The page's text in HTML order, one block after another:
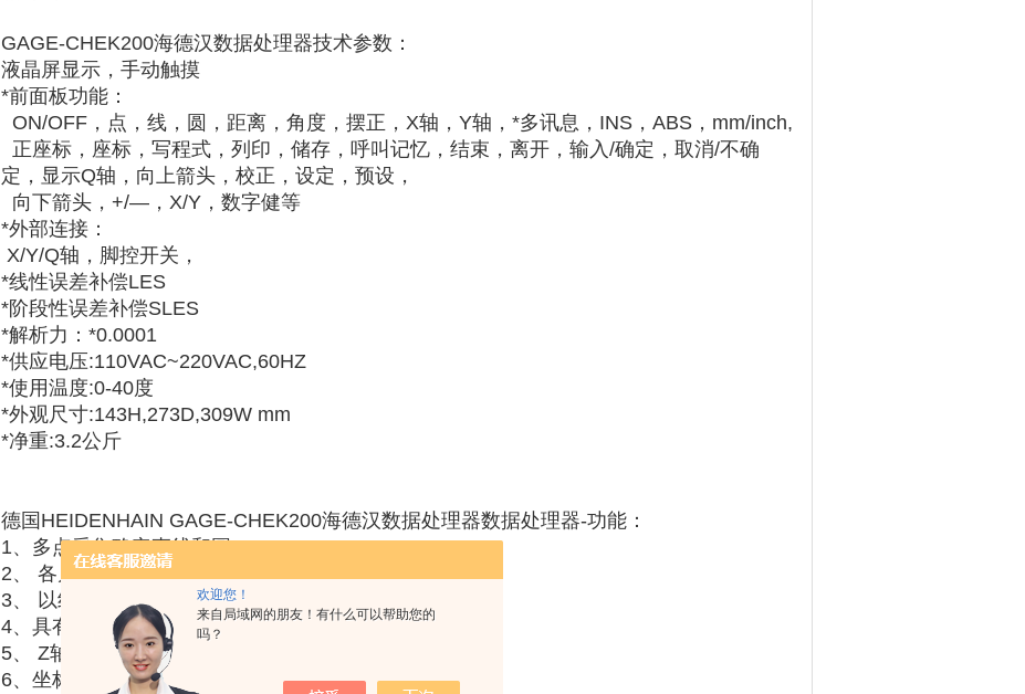
欢迎您！
来自局域网的朋友！有什么可以帮助您的
吗？
GAGE-CHEK200海德汉数据处理器技术参数：
液晶屏显示，手动触摸
*前面板功能：
ON/OFF，点，线，圆，距离，角度，摆正，X轴，Y轴，*多讯息，INS，ABS，mm/inch,
正座标，座标，写程式，列印，储存，呼叫记忆，结束，离开，输入/确定，取消/不确
定，显示Q轴，向上箭头，校正，设定，预设，
向下箭头，+/—，X/Y，数字健等
*外部连接：
X/Y/Q轴，脚控开关，
*线性误差补偿LES
*阶段性误差补偿SLES
*解析力：*0.0001
*供应电压:110VAC~220VAC,60HZ
*使用温度:0-40度
*外观尺寸:143H,273D,309W mm
*净重:3.2公斤
德国HEIDENHAIN GAGE-CHEK200海德汉数据处理器数据处理器-功能：
1、多点采集确定直线和圆；
2、 各几何元素预置设定；
3、 以组合方式确定各几何元素；
4、具有坐标旋转、坐标平移功能；
5、 Z轴可设定为传感器长度值或编码器角度值；
6、坐标/直角坐标转换功能；